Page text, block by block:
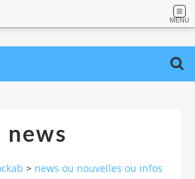
MENU
news
> news ou nouvelles ou infos